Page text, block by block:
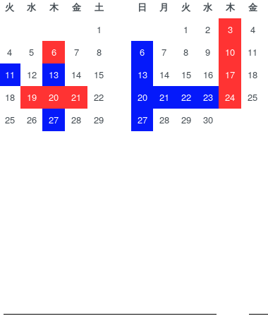
火 水 木 金
土
1
4 5 6 7
8
11 12 13 14
15
18 19 20 21
22
25 26 27 28
29
日 月 火 水 木 金
1
2 3 4
6
7 8 9 10 11
13
14 15 16 17 18
20
21 22 23 24 25
27
28 29 30